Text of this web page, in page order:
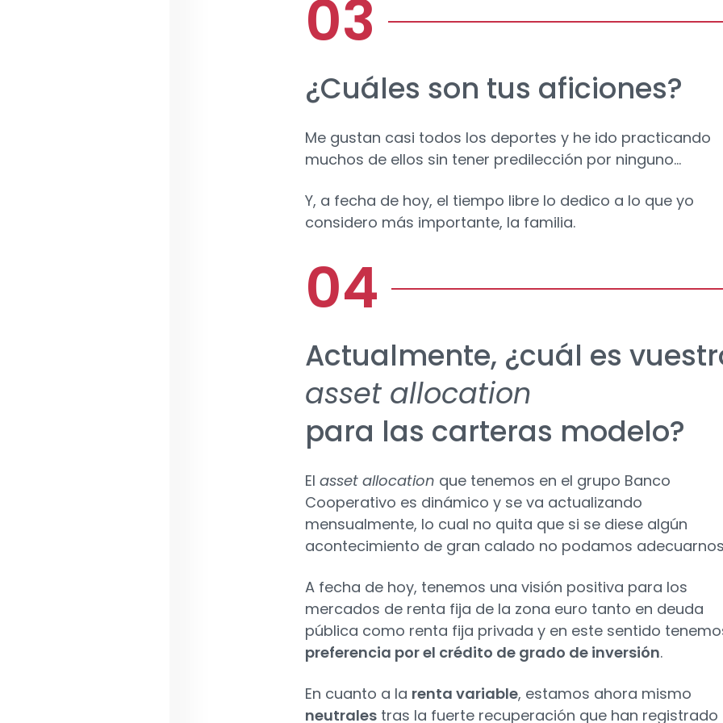
¿Cuáles son tus aficiones?
Me gustan casi todos los deportes y he ido practicando
muchos de ellos sin tener predilección por ninguno…
Y, a fecha de hoy, el tiempo libre lo dedico a lo que yo
considero más importante, la familia.
Actualmente, ¿cuál es
asset allocation
para las carteras modelo?
El asset allocation que tenemos en el grupo Banco
Cooperativo es dinámico y se va actualizando
mensualmente, lo cual no quita que si se diese algún
acontecimiento de gran calado no podamos
A fecha de hoy, tenemos una visión positiva para los
mercados de renta fija de la zona euro tanto en deuda
pública como renta fija privada y en este sentido
preferencia por el crédito de grado de inversión.
En cuanto a la renta variable, estamos ahora mismo
neutrales tras la fuerte recuperación que han registrado